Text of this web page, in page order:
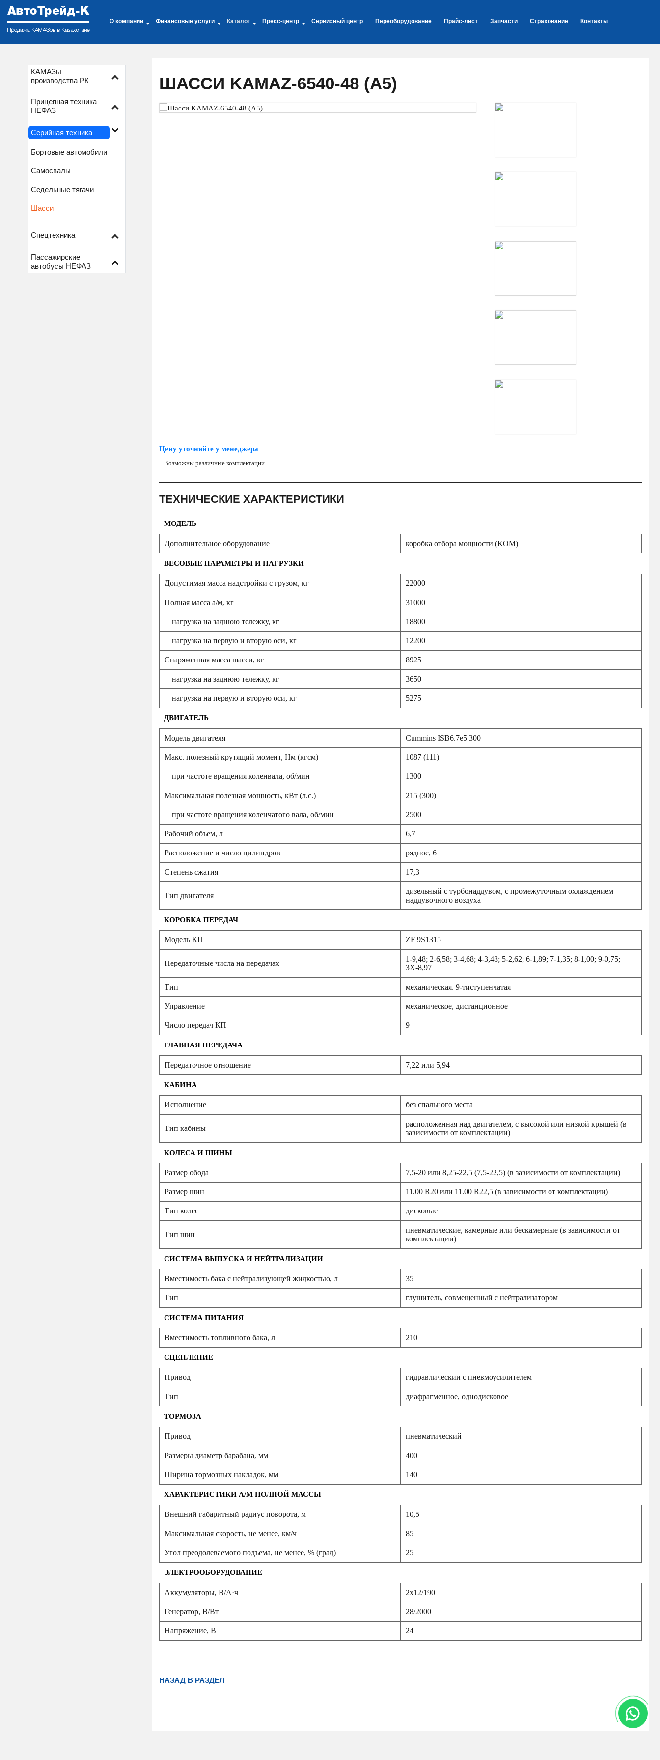
О компании Финансовые услуги Каталог Пресс-центр Сервисный центр Переоборудование Прайс-лист Запчасти Страхование Контакты
КАМАЗы
производства РК
Прицепная техника
НЕФАЗ
Серийная техника
Бортовые автомобили
Самосвалы
Седельные тягачи
Шасси
Спецтехника
Пассажирские
автобусы НЕФАЗ
ШАССИ KAMAZ-6540-48 (А5)
Цену уточняйте у менеджера
Возможны различные комплектации.
ТЕХНИЧЕСКИЕ ХАРАКТЕРИСТИКИ
МОДЕЛЬ
Дополнительное оборудование коробка отбора мощности (КОМ)
ВЕСОВЫЕ ПАРАМЕТРЫ И НАГРУЗКИ
Допустимая масса надстройки с грузом, кг 22000
Полная масса а/м, кг 31000
нагрузка на заднюю тележку, кг 18800
нагрузка на первую и вторую оси, кг 12200
Снаряженная масса шасси, кг 8925
нагрузка на заднюю тележку, кг 3650
нагрузка на первую и вторую оси, кг 5275
ДВИГАТЕЛЬ
Модель двигателя Cummins ISB6.7e5 300
Макс. полезный крутящий момент, Нм (кгсм) 1087 (111)
при частоте вращения коленвала, об/мин 1300
Максимальная полезная мощность, кВт (л.с.) 215 (300)
при частоте вращения коленчатого вала, об/мин 2500
Рабочий объем, л 6,7
Расположение и число цилиндров рядное, 6
Степень сжатия 17,3
Тип двигателя
дизельный с турбонаддувом, с промежуточным охлаждением
наддувочного воздуха
КОРОБКА ПЕРЕДАЧ
Модель КП ZF 9S1315
Передаточные числа на передачах
1-9,48; 2-6,58; 3-4,68; 4-3,48; 5-2,62; 6-1,89; 7-1,35; 8-1,00; 9-0,75;
ЗХ-8,97
Тип механическая, 9-тиступенчатая
Управление механическое, дистанционное
Число передач КП 9
ГЛАВНАЯ ПЕРЕДАЧА
Передаточное отношение 7,22 или 5,94
КАБИНА
Исполнение без спального места
Тип кабины
расположенная над двигателем, с высокой или низкой крышей (в
зависимости от комплектации)
КОЛЕСА И ШИНЫ
Размер обода 7,5-20 или 8,25-22,5 (7,5-22,5) (в зависимости от комплектации)
Размер шин 11.00 R20 или 11.00 R22,5 (в зависимости от комплектации)
Тип колес дисковые
Тип шин
пневматические, камерные или бескамерные (в зависимости от
комплектации)
СИСТЕМА ВЫПУСКА И НЕЙТРАЛИЗАЦИИ
Вместимость бака с нейтрализующей жидкостью, л 35
Тип глушитель, совмещенный с нейтрализатором
СИСТЕМА ПИТАНИЯ
Вместимость топливного бака, л 210
СЦЕПЛЕНИЕ
Привод гидравлический с пневмоусилителем
Тип диафрагменное, однодисковое
ТОРМОЗА
Привод пневматический
Размеры диаметр барабана, мм 400
Ширина тормозных накладок, мм 140
ХАРАКТЕРИСТИКИ А/М ПОЛНОЙ МАССЫ
Внешний габаритный радиус поворота, м 10,5
Максимальная скорость, не менее, км/ч 85
Угол преодолеваемого подъема, не менее, % (град) 25
ЭЛЕКТРООБОРУДОВАНИЕ
Аккумуляторы, В/А·ч 2х12/190
Генератор, В/Вт 28/2000
Напряжение, B 24
НАЗАД В РАЗДЕЛ